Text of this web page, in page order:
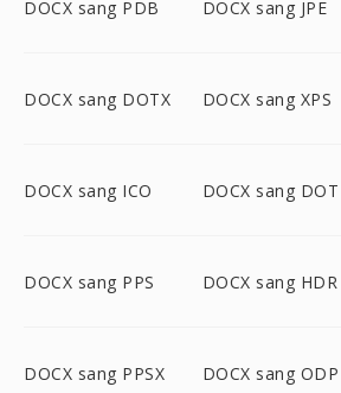
DOCX sang PDB DOCX sang JPE
DOCX sang DOTX DOCX sang XPS
DOCX sang ICO DOCX sang DOT
DOCX sang PPS DOCX sang HDR
DOCX sang PPSX DOCX sang ODP